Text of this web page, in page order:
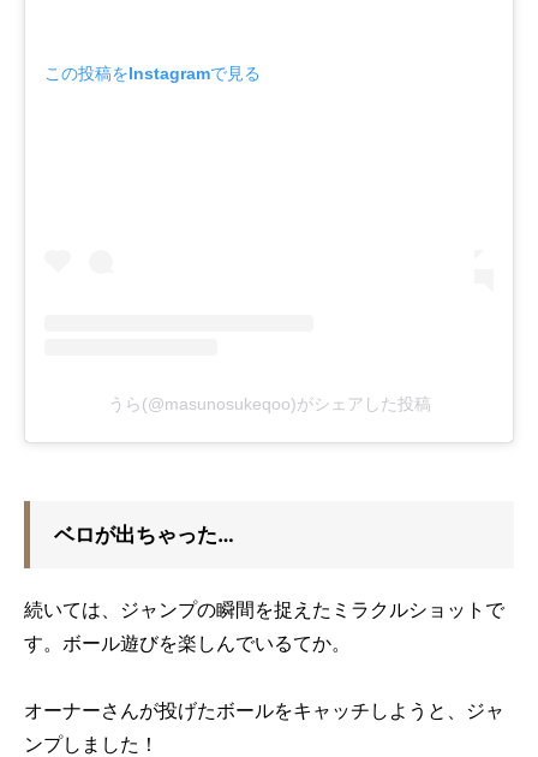
この投稿をInstagramで見る
うら(@masunosukeqoo)がシェアした投稿
ベロが出ちゃった…
続いては、ジャンプの瞬間を捉えたミラクルショットで
す。ボール遊びを楽しんでいるてか。
オーナーさんが投げたボールをキャッチしようと、ジャ
ンプしました！